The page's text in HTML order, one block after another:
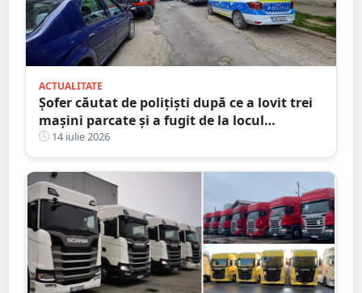
ACTUALITATE
Șofer căutat de polițiști după ce a lovit trei
mașini parcate și a fugit de la locul
accidentului, în Satu Mare
14 iulie 2026